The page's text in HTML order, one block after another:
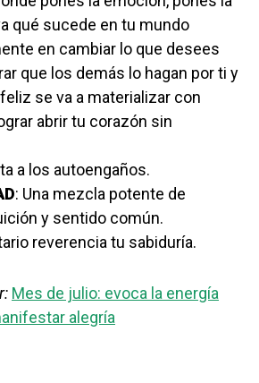
qué sucede en tu mundo
en cambiar lo que desees
que los demás lo hagan por ti y
se va a materializar con
abrir tu corazón sin
a los autoengaños.
: Una mezcla potente de
y sentido común.
reverencia tu sabiduría.
Mes de julio: evoca la energía
alegría